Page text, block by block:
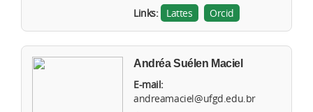
Links:
Lattes Orcid
Andréa Suélen Maciel
E-mail:
andreamaciel@ufgd.edu.br